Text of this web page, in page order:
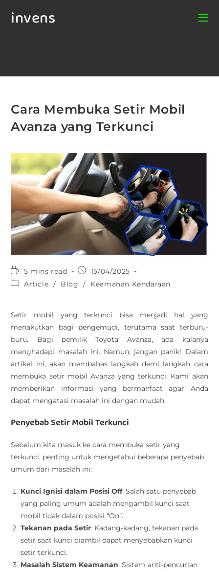
invens
Cara Membuka Setir Mobil
Avanza yang Terkunci
5 mins read
15/04/2025
Article / Blog / Keamanan Kendaraan
Setir mobil yang terkunci bisa menjadi hal yang
menakutkan bagi pengemudi, terutama saat terburu-
buru. Bagi pemilik Toyota Avanza, ada kalanya
menghadapi masalah ini. Namun, jangan panik! Dalam
artikel ini, akan membahas langkah demi langkah cara
membuka setir mobil Avanza yang terkunci. Kami akan
memberikan informasi yang bermanfaat agar Anda
dapat mengatasi masalah ini dengan mudah.
Penyebab Setir Mobil Terkunci
Sebelum kita masuk ke cara membuka setir yang
terkunci, penting untuk mengetahui beberapa penyebab
umum dari masalah ini:
Kunci Ignisi dalam Posisi Off: Salah satu penyebab
yang paling umum adalah mengambil kunci saat
mobil tidak dalam posisi “On”.
Tekanan pada Setir: Kadang-kadang, tekanan pada
setir saat kunci diambil dapat menyebabkan kunci
setir terkunci.
Masalah Sistem Keamanan: Sistem anti-pencurian